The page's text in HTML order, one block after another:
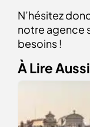
N’hésitez
notre agence
besoins !
À Lire